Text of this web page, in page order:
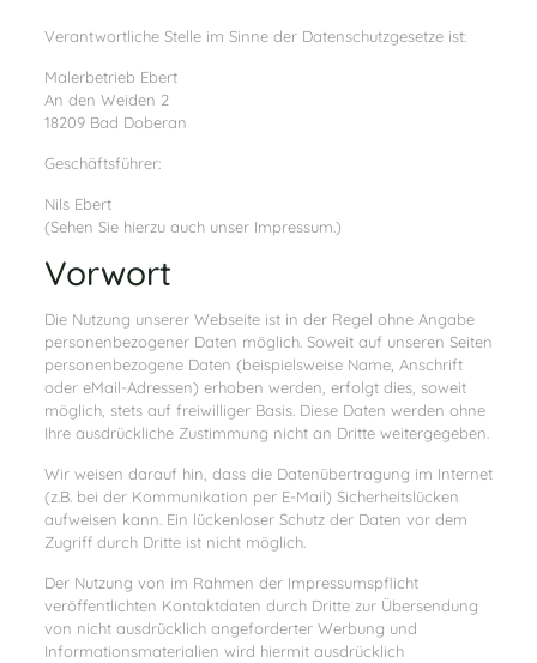
Verantwortliche Stelle im Sinne der Datenschutzgesetze ist:
Malerbetrieb Ebert
An den Weiden 2
18209 Bad Doberan
Geschäftsführer:
Nils Ebert
(Sehen Sie hierzu auch unser Impressum.)
Vorwort
Die Nutzung unserer Webseite ist in der Regel ohne Angabe
personenbezogener Daten möglich. Soweit auf unseren Seiten
personenbezogene Daten (beispielsweise Name, Anschrift
oder eMail-Adressen) erhoben werden, erfolgt dies, soweit
möglich, stets auf freiwilliger Basis. Diese Daten werden ohne
Ihre ausdrückliche Zustimmung nicht an Dritte weitergegeben.
Wir weisen darauf hin, dass die Datenübertragung im Internet
(z.B. bei der Kommunikation per E-Mail) Sicherheitslücken
aufweisen kann. Ein lückenloser Schutz der Daten vor dem
Zugriff durch Dritte ist nicht möglich.
Der Nutzung von im Rahmen der Impressumspflicht
veröffentlichten Kontaktdaten durch Dritte zur Übersendung
von nicht ausdrücklich angeforderter Werbung und
Informationsmaterialien wird hiermit ausdrücklich